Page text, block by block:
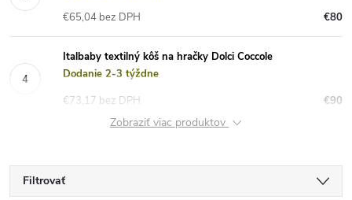
€80
€65,04 bez DPH
Italbaby textilný kôš na hračky Dolci Coccole
Dodanie 2-3 týždne
€90
€73,17 bez DPH
Zobraziť viac produktov
Filtrovať